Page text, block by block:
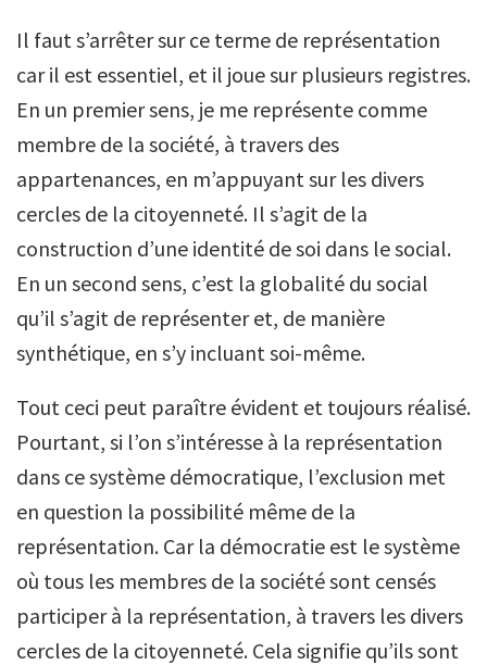
Il faut s’arrêter sur ce terme de représentation
car il est essentiel, et il joue sur plusieurs registres.
En un premier sens, je me représente comme
membre de la société, à travers des
appartenances, en m’appuyant sur les divers
cercles de la citoyenneté. Il s’agit de la
construction d’une identité de soi dans le social.
En un second sens, c’est la globalité du social
qu’il s’agit de représenter et, de manière
synthétique, en s’y incluant soi-même.
Tout ceci peut paraître évident et toujours réalisé.
Pourtant, si l’on s’intéresse à la représentation
dans ce système démocratique, l’exclusion met
en question la possibilité même de la
représentation. Car la démocratie est le système
où tous les membres de la société sont censés
participer à la représentation, à travers les divers
cercles de la citoyenneté. Cela signifie qu’ils sont